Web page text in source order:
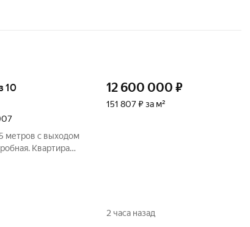
10
метров с выходом
Квартира
ТЦ Планета,
12 600 000 ₽
151 807 ₽ за м²
2 часа назад